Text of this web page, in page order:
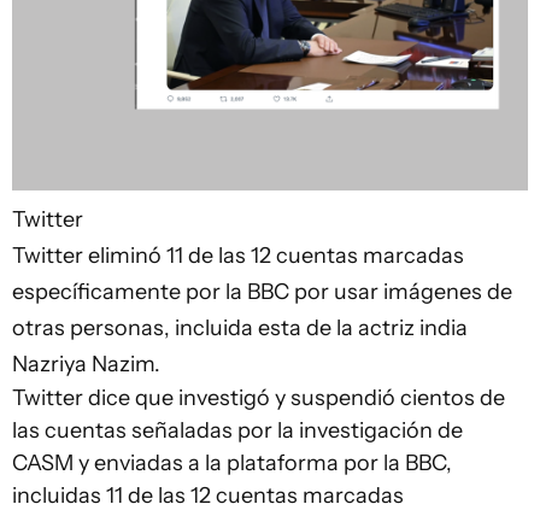
Twitter
Twitter eliminó 11 de las 12 cuentas marcadas
específicamente por la BBC por usar imágenes de
otras personas, incluida esta de la actriz india
Nazriya Nazim.
Twitter dice que investigó y suspendió cientos de
las cuentas señaladas por la investigación de
CASM y enviadas a la plataforma por la BBC,
incluidas 11 de las 12 cuentas marcadas